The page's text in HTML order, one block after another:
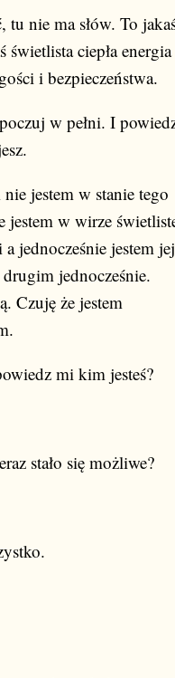
tu nie ma słów. To
świetlista ciepła energia
i bezpieczeństwa.
w pełni. I
jestem w stanie tego
jestem w wirze
jednocześnie jestem jej
jednocześnie.
Czuję że jestem
mi kim jesteś?
stało się możliwe?